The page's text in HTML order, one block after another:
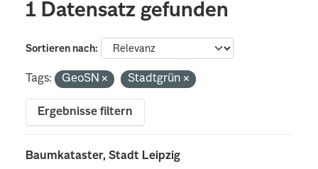
1 Datensatz gefunden
Sortieren nach
Tags: GeoSN Stadtgrün
Ergebnisse filtern
Baumkataster, Stadt Leipzig